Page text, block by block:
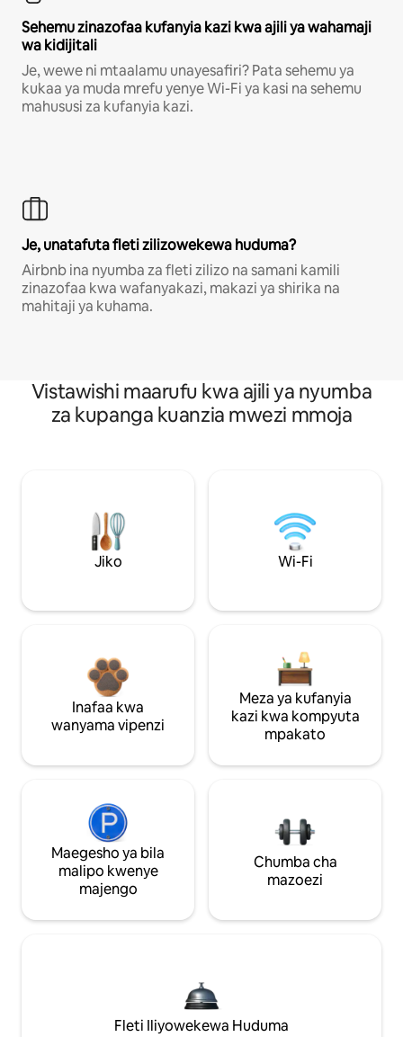
Sehemu zinazofaa kufanyia kazi kwa ajili ya wahamaji
wa kidijitali
Je, wewe ni mtaalamu unayesafiri? Pata sehemu ya
kukaa ya muda mrefu yenye Wi-Fi ya kasi na sehemu
mahususi za kufanyia kazi.
Je, unatafuta fleti zilizowekewa huduma?
Airbnb ina nyumba za fleti zilizo na samani kamili
zinazofaa kwa wafanyakazi, makazi ya shirika na
mahitaji ya kuhama.
Vistawishi maarufu kwa ajili ya nyumba
za kupanga kuanzia mwezi mmoja
Jiko Wi-Fi
Inafaa kwa
wanyama vipenzi
Meza ya kufanyia
kazi kwa kompyuta
mpakato
Maegesho ya bila
malipo kwenye
majengo
Chumba cha
mazoezi
Fleti Iliyowekewa Huduma